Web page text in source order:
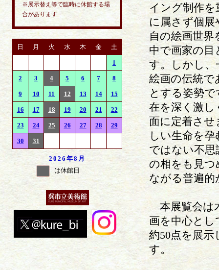
※展示替え等で臨時に休館する場
合があります
日 月 火 水 木 金 土
1
2 3 4 5 6 7 8
9 10 11 12 13 14 15
16 17 18 19 20 21 22
23 24 25 26 27 28 29
30 31
2026年8月
は休館日
イング制作
に属さず個
自の絵画世
中で画家の
す。しかし、
絵画の伝統で
とする姿勢
在を深く激し
面に定着させ
しい生命を
ではない不思
の相をも見
ながる普遍
本展覧会は
画を中心と
約50点を展
す。